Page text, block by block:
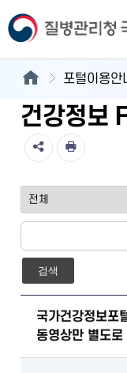
포털이용안
건강정보
검색
국가건강정보
동영상만 별도